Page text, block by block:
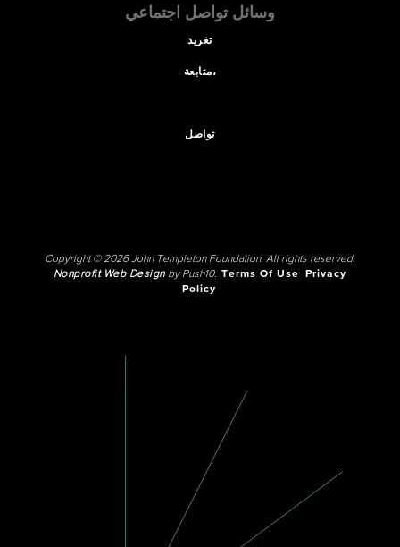
وسائل تواصل اجتماعي
تغريد
متابعة،
تواصل
Copyright © 2026 John Templeton Foundation. All rights reserved.
Nonprofit Web Designby Push10. Terms Of Use
Privacy
Policy